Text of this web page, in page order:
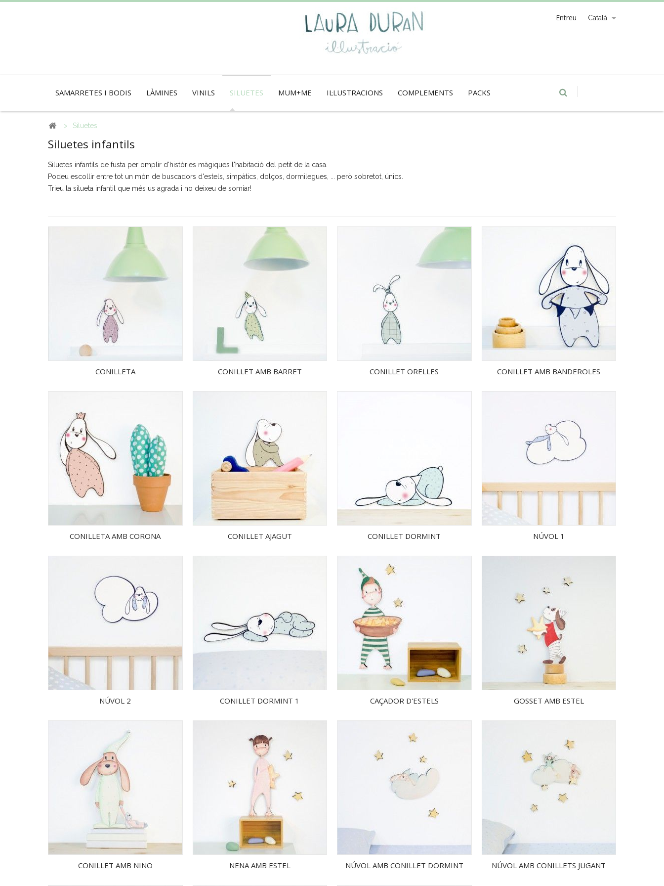
Català
Entreu
SAMARRETES I BODIS LÀMINES VINILS SILUETES MUM+ME IL·LUSTRACIONS COMPLEMENTS PACKS
> Siluetes
Siluetes infantils
Siluetes infantils de fusta per omplir d'històries màgiques l'habitació del petit de la casa.
Podeu escollir entre tot un món de buscadors d'estels, simpàtics, dolços, dormilegues, ... però sobretot, únics.
Trieu la silueta infantil que més us agrada i no deixeu de somiar!
CONILLETA CONILLET AMB BARRET CONILLET ORELLES CONILLET AMB BANDEROLES
CONILLETA AMB CORONA CONILLET AJAGUT CONILLET DORMINT NÚVOL 1
NÚVOL 2 CONILLET DORMINT 1 CAÇADOR D'ESTELS GOSSET AMB ESTEL
CONILLET AMB NINO NENA AMB ESTEL NÚVOL AMB CONILLET DORMINT NÚVOL AMB CONILLETS JUGANT